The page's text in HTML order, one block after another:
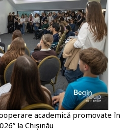
academică promovate în
la Chișinău